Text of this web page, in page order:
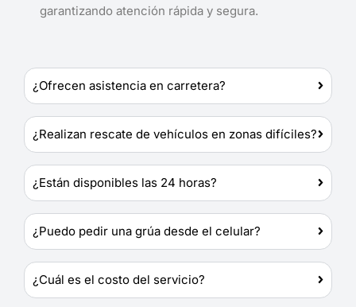
garantizando atención rápida y segura.
¿Ofrecen asistencia en carretera?
¿Realizan rescate de vehículos en zonas difíciles?
¿Están disponibles las 24 horas?
¿Puedo pedir una grúa desde el celular?
¿Cuál es el costo del servicio?